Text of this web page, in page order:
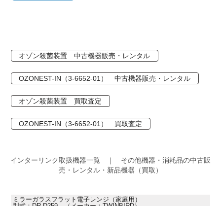
オゾン殺菌装置 中古機器販売・レンタル
OZONEST-IN（3-6652-01） 中古機器販売・レンタル
オゾン殺菌装置 買取査定
OZONEST-IN（3-6652-01） 買取査定
インターリンク取扱機器一覧 ｜ その他機器・消耗品の中古販
売・レンタル・新品機器（買取）
ミラーガラスフラット電子レンジ（家庭用）